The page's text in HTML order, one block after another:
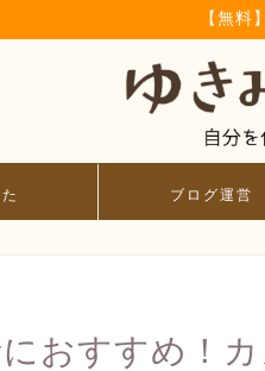
【無料
ブログ運営
におすすめ！